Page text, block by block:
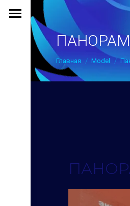
Вы здесь:
Главная Model